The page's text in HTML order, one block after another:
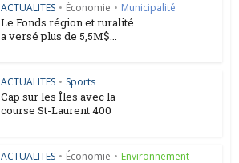
ACTUALITES • Économie • Municipalité
Le Fonds région et ruralité
a versé plus de 5,5M$...
ACTUALITES • Sports
Cap sur les Îles avec la
course St-Laurent 400
ACTUALITES • Économie • Environnement